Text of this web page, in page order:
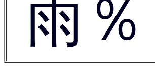
雨％